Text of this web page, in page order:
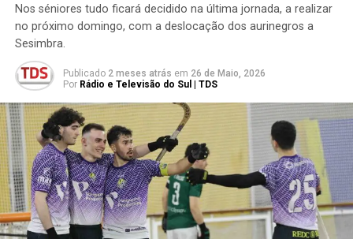
Nos séniores tudo ficará decidido na última jornada, a realizar
no próximo domingo, com a deslocação dos aurinegros a
Sesimbra.
Publicado 2 meses atrás em 26 de Maio, 2026
Por Rádio e Televisão do Sul | TDS